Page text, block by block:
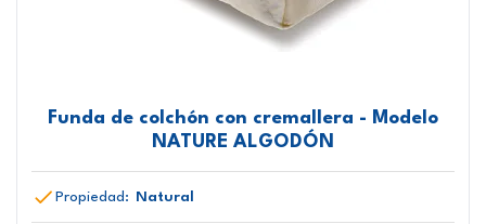
Funda de colchón con cremallera - Modelo
NATURE ALGODÓN
Propiedad: Natural